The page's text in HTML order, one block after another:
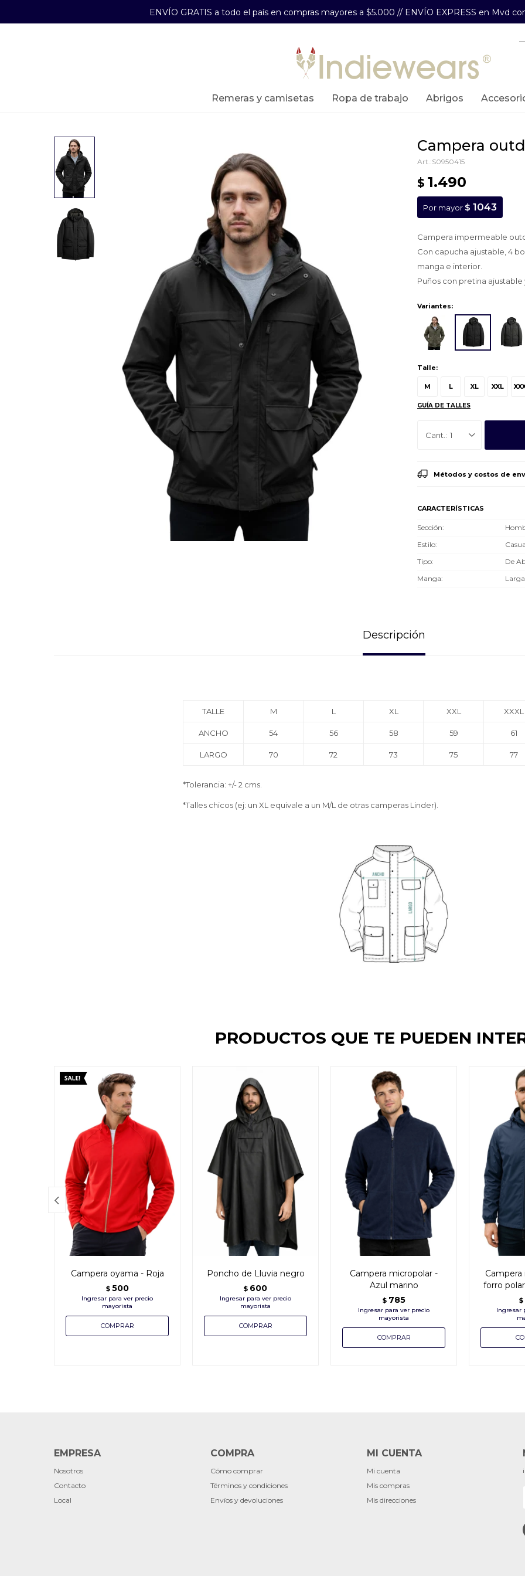
ENVÍO GRATIS a todo el país en compras mayores a $5.000 // ENVÍO EXPRESS en Mvd
remeras y camisetas ropa de trabajo abrigos
campera
S0950415
$ 1.490
Por mayor $ 1043
Campera impermeable
Con capucha ajustable, 4
manga e interior.
Puños con pretina ajustable
Variantes:
Talle:
M L XL XXL
GUÍA DE TALLES
1
Métodos y costos de
CARACTERÍSTICAS
Sección
Estilo
Tipo
De
Manga
Larga
Descripción
TALLE M L XL XXL XXXL
ANCHO 54 56 58 59 61
LARGO 70 72 73 75 77
*Tolerancia: +/- 2 cms.
*Talles chicos (ej: un XL equivale a un M/L de otras camperas Linder).
PRODUCTOS QUE TE PUEDEN
Campera oyama - Roja
$ 500
Poncho de Lluvia negro
$ 600
Campera micropolar -
Azul marino
$ 785
forro
$

EMPRESA
Nosotros
Contacto
Local
COMPRA
Cómo comprar
Términos y condiciones
Envíos y devoluciones
MI CUENTA
Mi cuenta
Mis compras
Mis direcciones